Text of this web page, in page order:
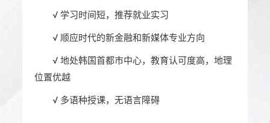
√ 学习时间短，推荐就业实习
√ 顺应时代的新金融和新媒体专业方向
√ 地处韩国首都市中心，教育认可度高，地理
位置优越
√ 多语种授课，无语言障碍